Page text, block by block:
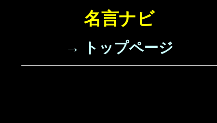
名言ナビ
→ トップページ